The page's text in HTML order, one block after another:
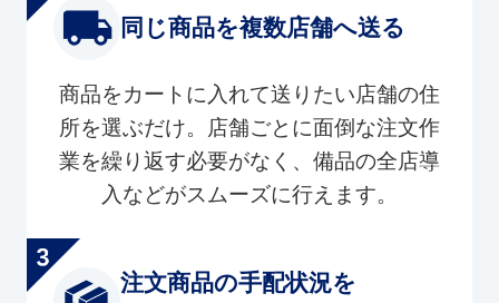
同じ商品を複数店舗へ送る
商品をカートに入れて送りたい店舗の住
所を選ぶだけ。店舗ごとに面倒な注文作
業を繰り返す必要がなく、備品の全店導
入などがスムーズに行えます。
注文商品の手配状況を